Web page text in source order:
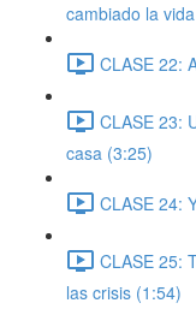
cambiado la
CLASE 22:
CLASE 23:
casa (3:25)
CLASE 24:
CLASE 25:
las crisis (1:54)